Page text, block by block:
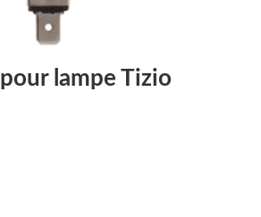
lampe Tizio